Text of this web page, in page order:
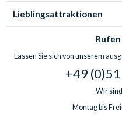
Lieblingsattraktionen
Rufen
Lassen Sie sich von unserem
+49
Wir
Montag bis